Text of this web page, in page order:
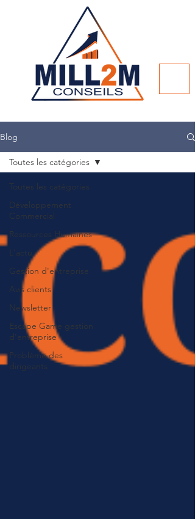
Blog
Toutes les catégories
Développement
Commercial
Ressources Humaines
L'actu
Gestion d'entreprise
Avis clients
Newsletter
Escape Game gestion
d'entreprise
Problème des
dirigeants
Toutes les catégories